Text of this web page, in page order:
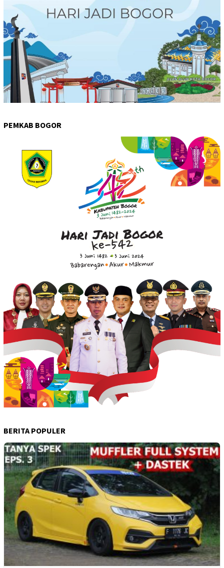
PEMKAB BOGOR
BERITA POPULER